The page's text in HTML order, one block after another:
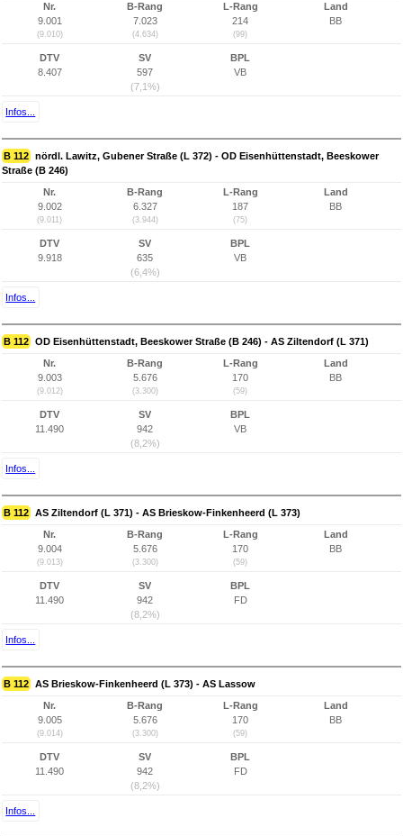
Nr.
9.001
(9.010)
B-Rang
7.023
(4.634)
L-Rang
214
(99)
Land
BB
DTV
8.407
SV
597
(7,1%)
BPL
VB
Infos...
B 112 nördl. Lawitz, Gubener Straße (L 372) - OD Eisenhüttenstadt, Beeskower
Straße (B 246)
Nr.
9.002
(9.011)
B-Rang
6.327
(3.944)
L-Rang
187
(75)
Land
BB
DTV
9.918
SV
635
(6,4%)
BPL
VB
Infos...
B 112 OD Eisenhüttenstadt, Beeskower Straße (B 246) - AS Ziltendorf (L 371)
Nr.
9.003
(9.012)
B-Rang
5.676
(3.300)
L-Rang
170
(59)
Land
BB
DTV
11.490
SV
942
(8,2%)
BPL
VB
Infos...
B 112 AS Ziltendorf (L 371) - AS Brieskow-Finkenheerd (L 373)
Nr.
9.004
(9.013)
B-Rang
5.676
(3.300)
L-Rang
170
(59)
Land
BB
DTV
11.490
SV
942
(8,2%)
BPL
FD
Infos...
B 112 AS Brieskow-Finkenheerd (L 373) - AS Lassow
Nr.
9.005
(9.014)
B-Rang
5.676
(3.300)
L-Rang
170
(59)
Land
BB
DTV
11.490
SV
942
(8,2%)
BPL
FD
Infos...